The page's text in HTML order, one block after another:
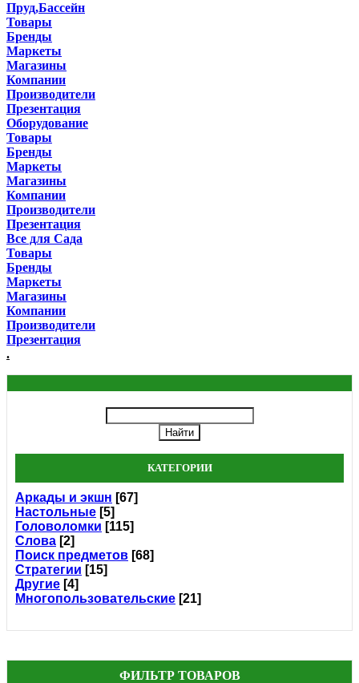
Пруд,Бассейн
Товары
Бренды
Маркеты
Магазины
Компании
Производители
Презентация
Оборудование
Товары
Бренды
Маркеты
Магазины
Компании
Производители
Презентация
Все для Сада
Товары
Бренды
Маркеты
Магазины
Компании
Производители
Презентация
.
КАТЕГОРИИ
Аркады и экшн [67]
Настольные [5]
Головоломки [115]
Слова [2]
Поиск предметов [68]
Стратегии [15]
Другие [4]
Многопользовательские [21]
ФИЛЬТР ТОВАРОВ